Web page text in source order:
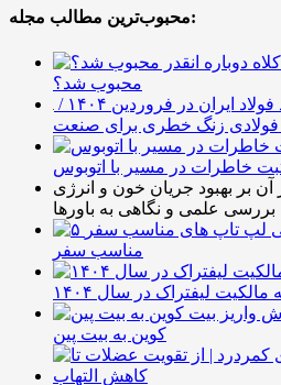
محبوب‌ترین مطالب مجله:
محبوب شد؟
افزایش ۴.۶ درصدی تولید فولاد ایران در فروردین ۱۴۰۴ /
فولادی زنگ خطری برای صنعت
خاطرات در مسیر با اتوبوس
آن بر بهبود جریان خون و انرژی
بررسی علمی و نگاهی به باورها
مناسب سفر
مالکیت لیفتراک در سال ۱۴۰۴
کوین به بیت پین